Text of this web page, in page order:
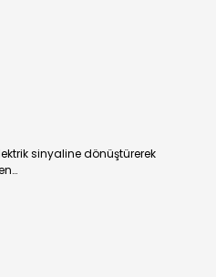
sinyaline dönüştürerek